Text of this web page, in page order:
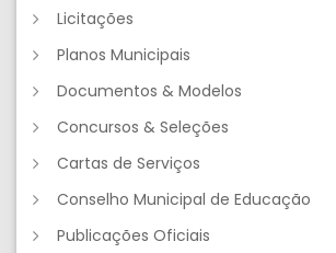
Licitações
Planos Municipais
Documentos & Modelos
Concursos & Seleções
Cartas de Serviços
Conselho Municipal de Educação
Publicações Oficiais